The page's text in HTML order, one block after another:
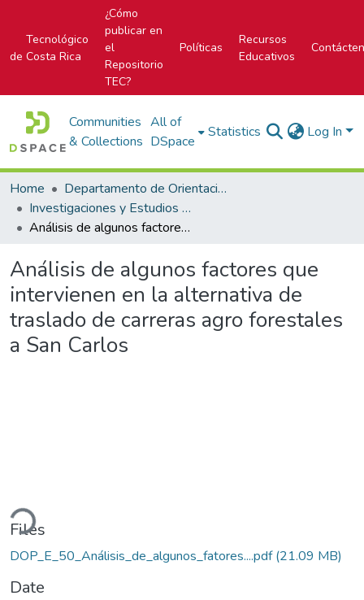
Tecnológico
de Costa Rica
¿Cómo
publicar en
el
Repositorio
TEC?
Políticas
Recursos
Educativos
Communities
& Collections
All of
DSpace
Statistics Log In
Home
Departamento de Orientación y Psicología
Investigaciones y Estudios del DOP
Análisis de algunos factores que intervienen en la alternativa de traslado de carreras agro forestales a San Carlos
Análisis de algunos factores que
intervienen en la alternativa de
traslado de carreras agro forestales
a San Carlos
Files
DOP_E_50_Análisis_de_algunos_fatores....pdf(21.09 MB)
Date